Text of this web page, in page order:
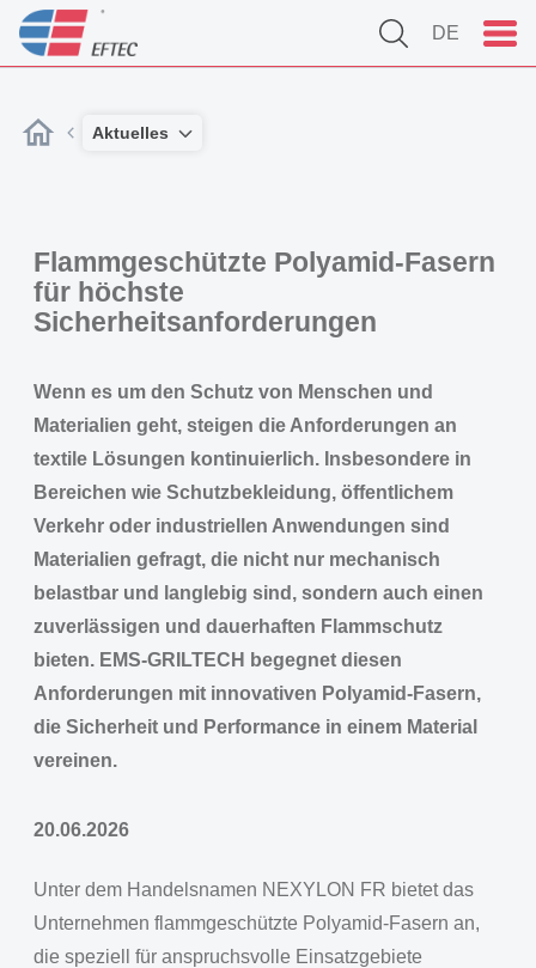
DE
Aktuelles
Flammgeschützte Polyamid-Fasern
für höchste
Sicherheitsanforderungen
Wenn es um den Schutz von Menschen und
Materialien geht, steigen die Anforderungen an
textile Lösungen kontinuierlich. Insbesondere in
Bereichen wie Schutzbekleidung, öffentlichem
Verkehr oder industriellen Anwendungen sind
Materialien gefragt, die nicht nur mechanisch
belastbar und langlebig sind, sondern auch einen
zuverlässigen und dauerhaften Flammschutz
bieten. EMS-GRILTECH begegnet diesen
Anforderungen mit innovativen Polyamid-Fasern,
die Sicherheit und Performance in einem Material
vereinen.
20.06.2026
Unter dem Handelsnamen NEXYLON FR bietet das
Unternehmen flammgeschützte Polyamid-Fasern an,
die speziell für anspruchsvolle Einsatzgebiete